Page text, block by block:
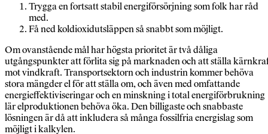
Trygga en fortsatt stabil energi­försörjning som folk har råd
med.
Få ned koldioxidutsläppen så snabbt som möjligt.
Om ovanstående mål har högsta prioritet är två dåliga
utgångspunkter att förlita sig på marknaden och att ställa
mot vindkraft. Transportsektorn och industrin kommer behöva
stora mängder el för att ställa om, och även med omfattande
energieffektiviseringar och en minskning i total energiförbrukning
lär elproduktionen behöva öka. Den billigaste och snabbaste
lösningen är då att inkludera så många fossilfria energislag som
möjligt i kalkylen.